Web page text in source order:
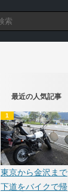
最近の人気記事
東京から金沢まで
下道をバイクで帰